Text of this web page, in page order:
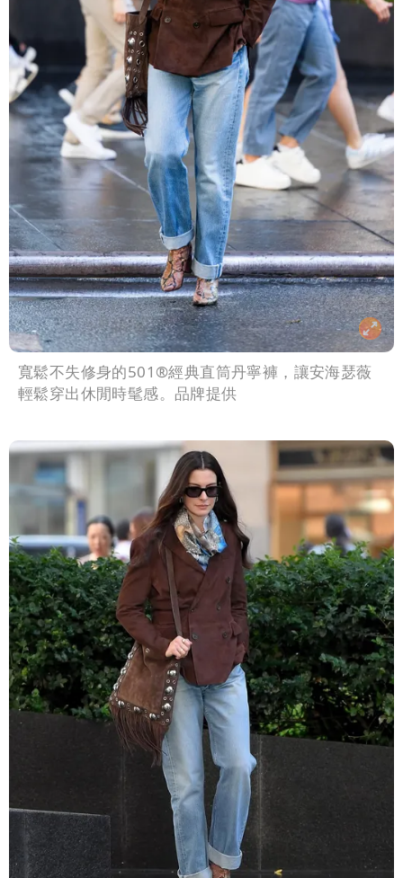
寬鬆不失修身的501®經典直筒丹寧褲，讓安海瑟薇
輕鬆穿出休閒時髦感。品牌提供